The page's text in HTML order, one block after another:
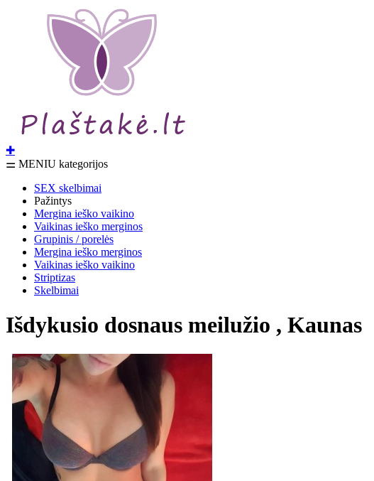
✚
⚌ MENIU kategorijos
SEX skelbimai
Pažintys
Mergina ieško vaikino
Vaikinas ieško merginos
Grupinis / porelės
Mergina ieško merginos
Vaikinas ieško vaikino
Striptizas
Skelbimai
Išdykusio dosnaus meilužio , Kaunas